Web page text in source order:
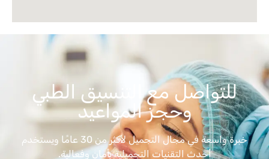
للتواصل مع التنسيق الطبي
وحجز المواعيد
خبرة واسعة في مجال التجميل لأكثر من 30 عامًا ويستخدم
أحدث التقنيات التجميلية بأمان وفعالية.